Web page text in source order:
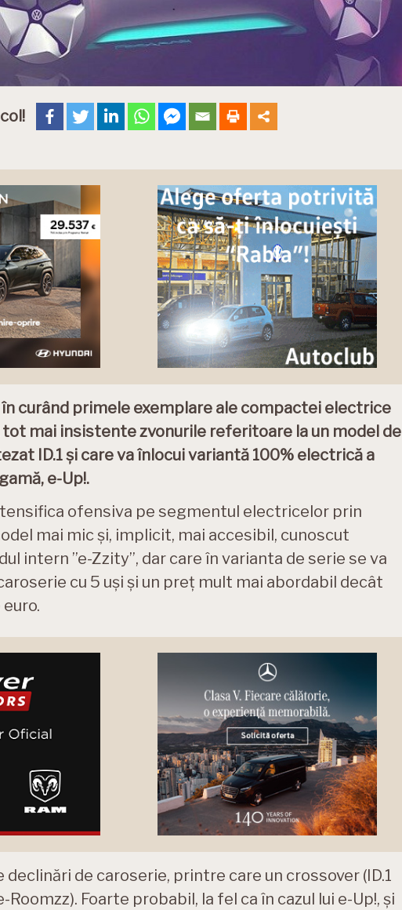
curând primele exemplare ale compactei electrice
mai insistente zvonurile referitoare la un model de
ID.1 și care va înlocui variantă 100% electrică a
e-Up!.
ofensiva pe segmentul electricelor prin
mai mic și, implicit, mai accesibil, cunoscut
intern ”e-Zzity”, dar care în varianta de serie se va
caroserie cu 5 uși și un preț mult mai abordabil decât
de caroserie, printre care un crossover (ID.1
Roomzz). Foarte probabil, la fel ca în cazul lui e-Up!, și